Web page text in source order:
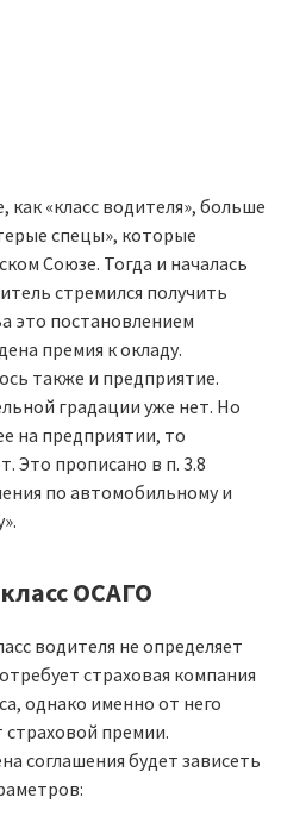
как «класс водителя», больше
спецы», которые
Союзе. Тогда и началась
стремился получить
это постановлением
премия к окладу.
также и предприятие.
градации уже нет. Но
на предприятии, то
Это прописано в п. 3.8
по автомобильному и
ОСАГО
водителя не определяет
страховая компания
однако именно от него
премии.
соглашения будет зависеть